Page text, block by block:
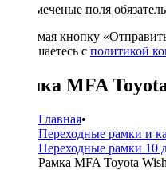
* - отмеченые поля
Нажимая кнопку
соглашаетесь с политикой
Рамка MFA
Главная•
Переходные рамки и
Переходные рамки
Рамка MFA Toyota